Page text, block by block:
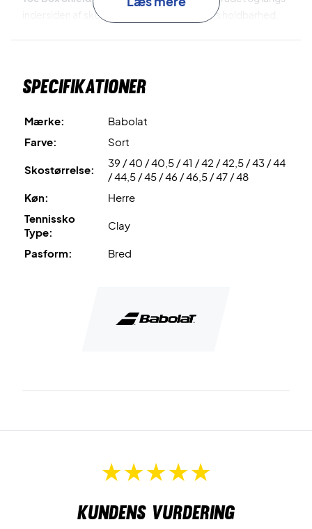
indersiden af skoen. Dette fremmer skoens holdbarhed.
respons.
Michelin Premium
er materialet brugt til ydersålen, som er
Til sidst, kommer skoene med en OrthoLite Die Cut sål,
hvilket fremmer komforten yderligere.
Oplev komforten på banen - køb et par i dag!
Farve: Sort, hvid og rød.
Specifikationer
Mærke:
Babolat
Farve:
Sort
Skostørrelse:
39 / 40 / 40,5 / 41 / 42 / 42,5 / 43 / 44
/ 44,5 / 45 / 46 / 46,5 / 47 / 48
Køn:
Herre
Tennissko
Type:
Clay
Pasform: Bred
Kundens vurdering